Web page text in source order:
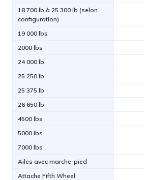
18 700 lb à 25 300 lb (selon
configuration)
19 000 lbs
2000 lbs
24 000 lb
25 250 lb
25 375 lb
26 650 lb
4500 lbs
5000 lbs
7000 lbs
Ailes avec marche-pied
Attache Fifth Wheel